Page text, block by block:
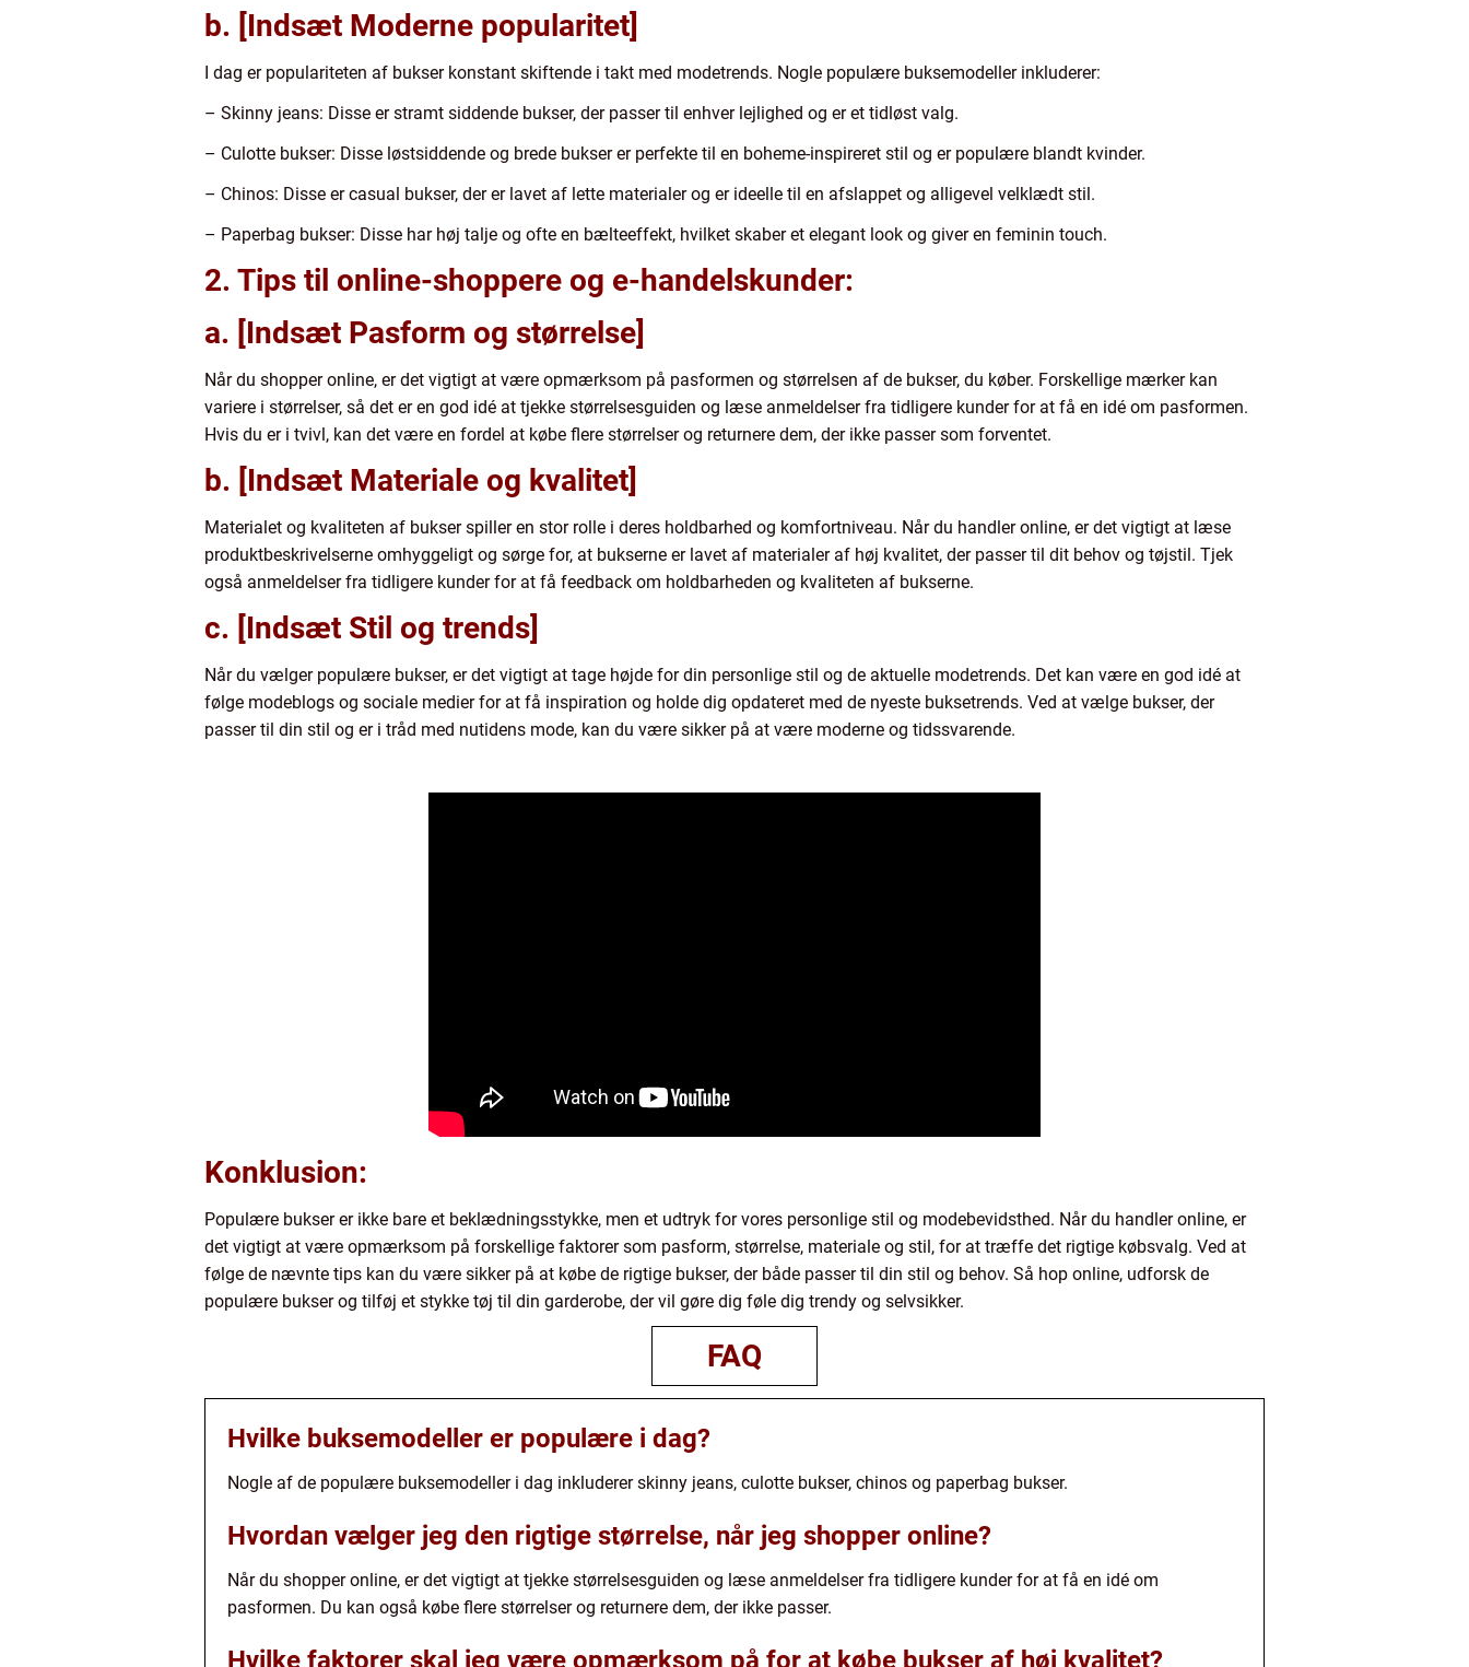
b. [Indsæt Moderne popularitet]
I dag er populariteten af bukser konstant skiftende i takt med modetrends. Nogle populære buksemodeller inkluderer:
– Skinny jeans: Disse er stramt siddende bukser, der passer til enhver lejlighed og er et tidløst valg.
– Culotte bukser: Disse løstsiddende og brede bukser er perfekte til en boheme-inspireret stil og er populære blandt kvinder.
– Chinos: Disse er casual bukser, der er lavet af lette materialer og er ideelle til en afslappet og alligevel velklædt stil.
– Paperbag bukser: Disse har høj talje og ofte en bælteeffekt, hvilket skaber et elegant look og giver en feminin touch.
2. Tips til online-shoppere og e-handelskunder:
a. [Indsæt Pasform og størrelse]
Når du shopper online, er det vigtigt at være opmærksom på pasformen og størrelsen af de bukser, du køber. Forskellige mærker kan
variere i størrelser, så det er en god idé at tjekke størrelsesguiden og læse anmeldelser fra tidligere kunder for at få en idé om pasformen.
Hvis du er i tvivl, kan det være en fordel at købe flere størrelser og returnere dem, der ikke passer som forventet.
b. [Indsæt Materiale og kvalitet]
Materialet og kvaliteten af bukser spiller en stor rolle i deres holdbarhed og komfortniveau. Når du handler online, er det vigtigt at læse
produktbeskrivelserne omhyggeligt og sørge for, at bukserne er lavet af materialer af høj kvalitet, der passer til dit behov og tøjstil. Tjek
også anmeldelser fra tidligere kunder for at få feedback om holdbarheden og kvaliteten af bukserne.
c. [Indsæt Stil og trends]
Når du vælger populære bukser, er det vigtigt at tage højde for din personlige stil og de aktuelle modetrends. Det kan være en god idé at
følge modeblogs og sociale medier for at få inspiration og holde dig opdateret med de nyeste buksetrends. Ved at vælge bukser, der
passer til din stil og er i tråd med nutidens mode, kan du være sikker på at være moderne og tidssvarende.
Konklusion:
Populære bukser er ikke bare et beklædningsstykke, men et udtryk for vores personlige stil og modebevidsthed. Når du handler online, er
det vigtigt at være opmærksom på forskellige faktorer som pasform, størrelse, materiale og stil, for at træffe det rigtige købsvalg. Ved at
følge de nævnte tips kan du være sikker på at købe de rigtige bukser, der både passer til din stil og behov. Så hop online, udforsk de
populære bukser og tilføj et stykke tøj til din garderobe, der vil gøre dig føle dig trendy og selvsikker.
FAQ
Hvilke buksemodeller er populære i dag?
Nogle af de populære buksemodeller i dag inkluderer skinny jeans, culotte bukser, chinos og paperbag bukser.
Hvordan vælger jeg den rigtige størrelse, når jeg shopper online?
Når du shopper online, er det vigtigt at tjekke størrelsesguiden og læse anmeldelser fra tidligere kunder for at få en idé om
pasformen. Du kan også købe flere størrelser og returnere dem, der ikke passer.
Hvilke faktorer skal jeg være opmærksom på for at købe bukser af høj kvalitet?